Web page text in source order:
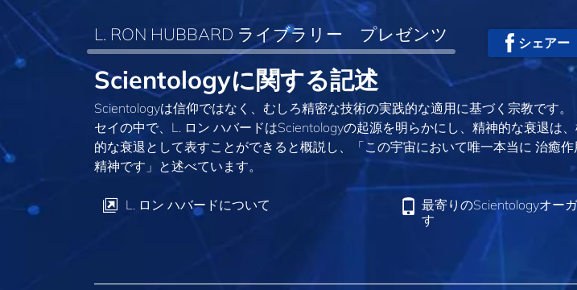
L. RON HUBBARD ライブラリー プレゼンツ シェアー
Scientologyに関する記述
Scientologyは信仰ではなく、むしろ精密な技術の実践的な適用に基づく宗教です。
セイの中で、L. ロン ハバードはScientologyの起源を明らかにし、精神的な衰退は
的な衰退として表すことができると概説し、「この宇宙において唯一本当に 治癒
精神です」と述べています。
L. ロン ハバードについて
最寄りのScientologyオー
す